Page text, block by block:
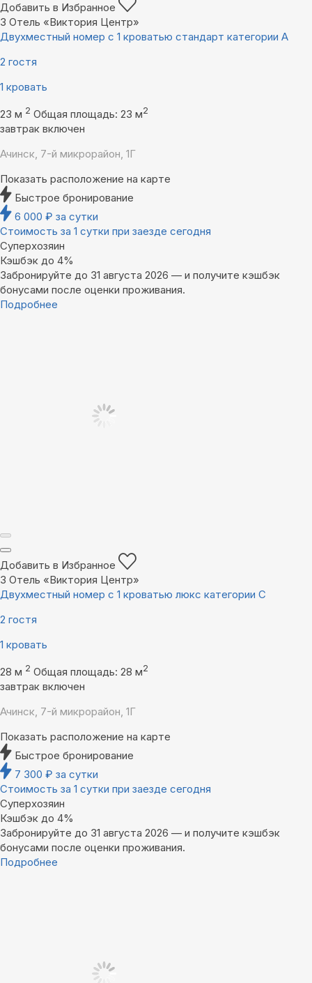
Добавить в Избранное
3 Отель «Виктория Центр»
Двухместный номер с 1 кроватью стандарт категории А
2 гостя
1 кровать
23 м 2 Общая площадь: 23 м2
завтрак включен
Ачинск, 7-й микрорайон, 1Г
Показать расположение на карте
Быстрое бронирование
6 000 ₽ за сутки
Стоимость за 1 сутки при заезде сегодня
Суперхозяин
Кэшбэк до 4%
Забронируйте до 31 августа 2026 — и получите кэшбэк
бонусами после оценки проживания.
Подробнее
Добавить в Избранное
3 Отель «Виктория Центр»
Двухместный номер с 1 кроватью люкс категории С
2 гостя
1 кровать
28 м 2 Общая площадь: 28 м2
завтрак включен
Ачинск, 7-й микрорайон, 1Г
Показать расположение на карте
Быстрое бронирование
7 300 ₽ за сутки
Стоимость за 1 сутки при заезде сегодня
Суперхозяин
Кэшбэк до 4%
Забронируйте до 31 августа 2026 — и получите кэшбэк
бонусами после оценки проживания.
Подробнее